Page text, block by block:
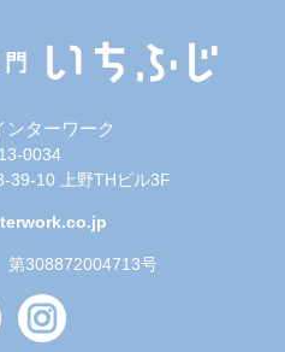
ンターワーク
0034
39-10 上野THビル3F
308872004713号